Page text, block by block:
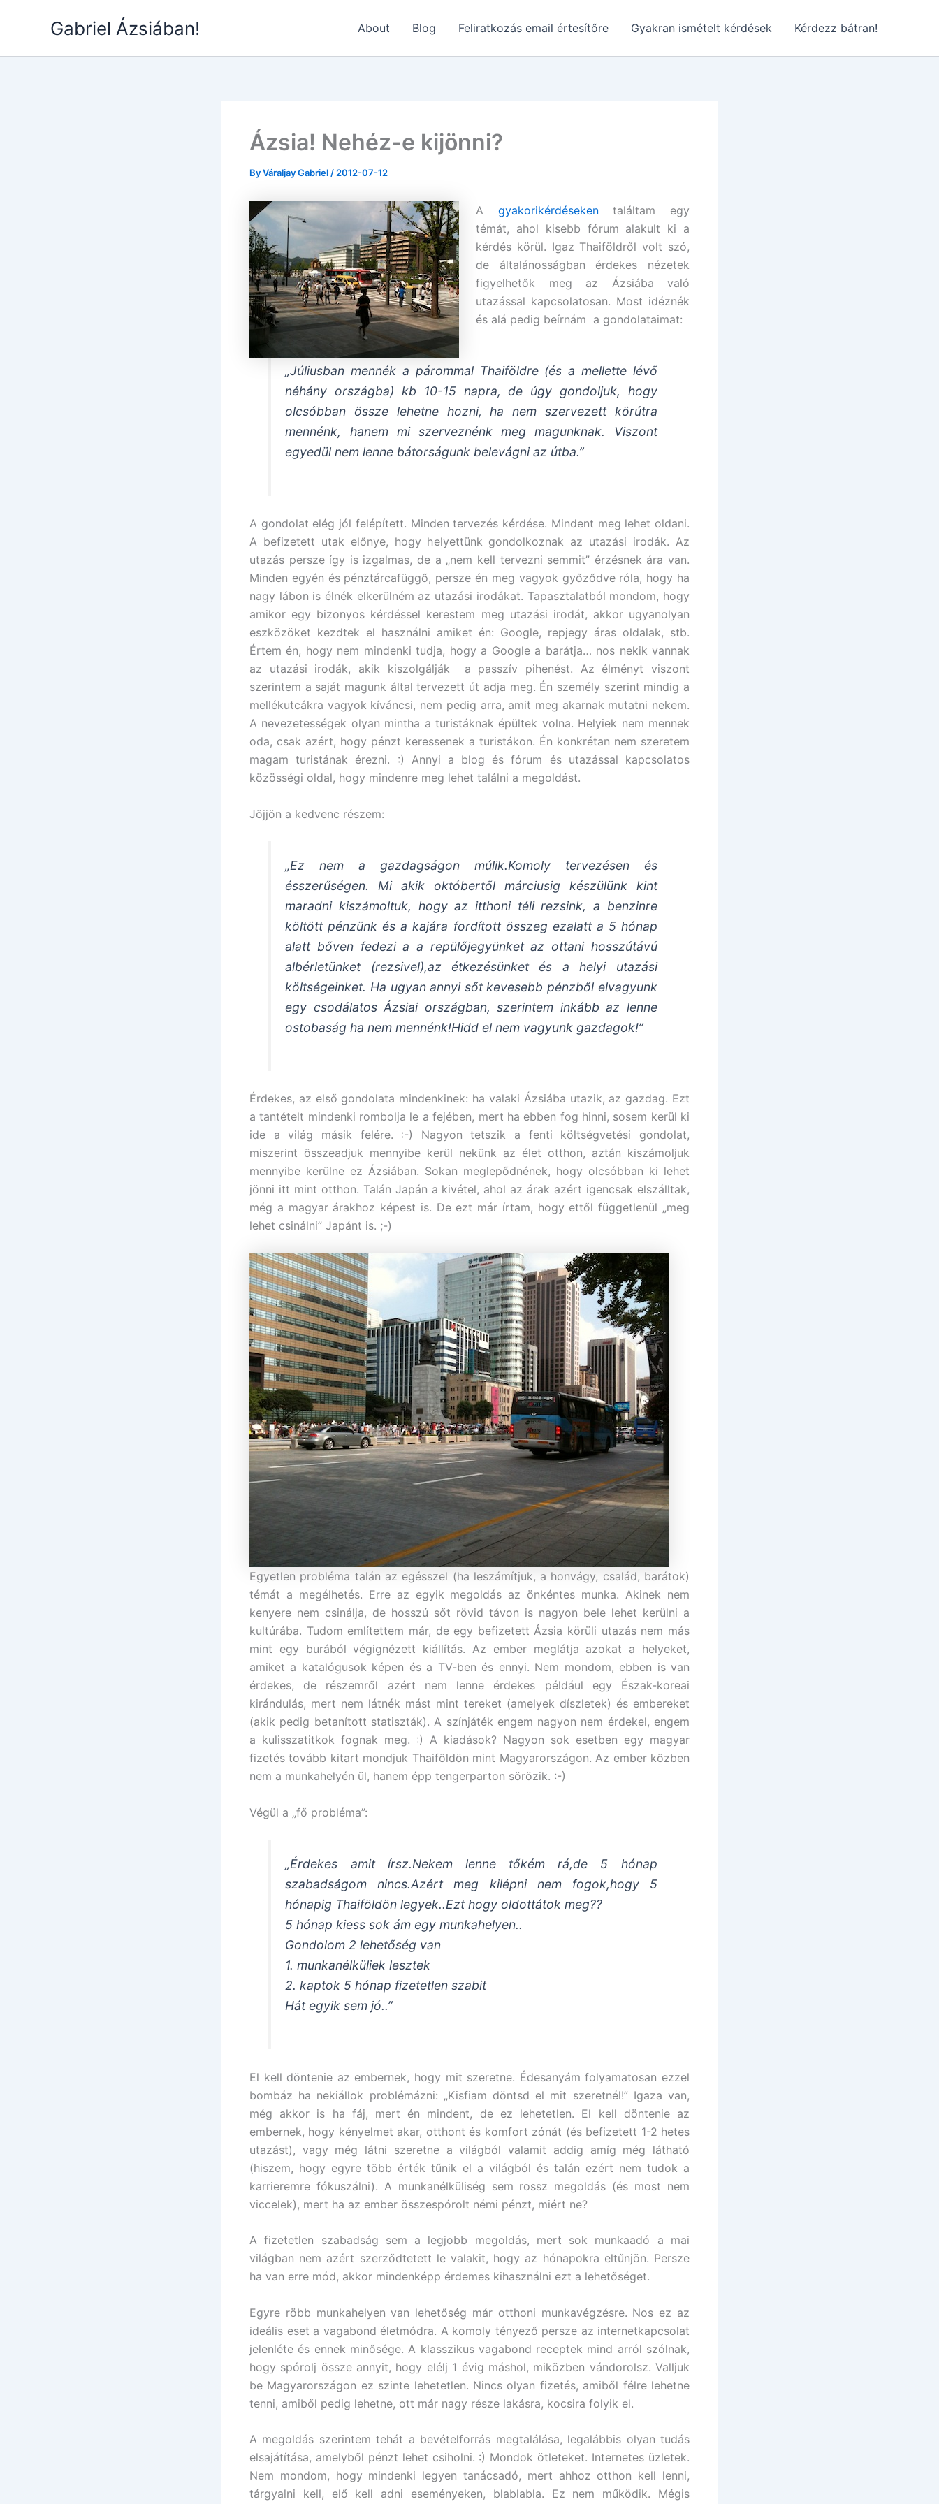
Gabriel Ázsiában! About Blog Feliratkozás email értesítőre Gyakran ismételt kérdések Kérdezz bátran!
Ázsia! Nehéz-e kijönni?
ByVáraljay Gabriel / 2012-07-12
A gyakorikérdésekentaláltam egy
témát, ahol kisebb fórum alakult ki a
kérdés körül. Igaz Thaiföldről volt szó,
de általánosságban érdekes nézetek
figyelhetők meg az Ázsiába való
utazással kapcsolatosan. Most idéznék
és alá pedig beírnám a gondolataimat:
„Júliusban mennék a párommal Thaiföldre (és a mellette lévő
néhány országba) kb 10-15 napra, de úgy gondoljuk, hogy
olcsóbban össze lehetne hozni, ha nem szervezett körútra
mennénk, hanem mi szerveznénk meg magunknak. Viszont
egyedül nem lenne bátorságunk belevágni az útba.”
A gondolat elég jól felépített. Minden tervezés kérdése. Mindent meg lehet oldani.
A befizetett utak előnye, hogy helyettünk gondolkoznak az utazási irodák. Az
utazás persze így is izgalmas, de a „nem kell tervezni semmit” érzésnek ára van.
Minden egyén és pénztárcafüggő, persze én meg vagyok győződve róla, hogy ha
nagy lábon is élnék elkerülném az utazási irodákat. Tapasztalatból mondom, hogy
amikor egy bizonyos kérdéssel kerestem meg utazási irodát, akkor ugyanolyan
eszközöket kezdtek el használni amiket én: Google, repjegy áras oldalak, stb.
Értem én, hogy nem mindenki tudja, hogy a Google a barátja… nos nekik vannak
az utazási irodák, akik kiszolgálják a passzív pihenést. Az élményt viszont
szerintem a saját magunk által tervezett út adja meg. Én személy szerint mindig a
mellékutcákra vagyok kíváncsi, nem pedig arra, amit meg akarnak mutatni nekem.
A nevezetességek olyan mintha a turistáknak épültek volna. Helyiek nem mennek
oda, csak azért, hogy pénzt keressenek a turistákon. Én konkrétan nem szeretem
magam turistának érezni. :) Annyi a blog és fórum és utazással kapcsolatos
közösségi oldal, hogy mindenre meg lehet találni a megoldást.
Jöjjön a kedvenc részem:
„Ez nem a gazdagságon múlik.Komoly tervezésen és
ésszerűségen. Mi akik októbertől márciusig készülünk kint
maradni kiszámoltuk, hogy az itthoni téli rezsink, a benzinre
költött pénzünk és a kajára fordított összeg ezalatt a 5 hónap
alatt bőven fedezi a a repülőjegyünket az ottani hosszútávú
albérletünket (rezsivel),az étkezésünket és a helyi utazási
költségeinket. Ha ugyan annyi sőt kevesebb pénzből elvagyunk
egy csodálatos Ázsiai országban, szerintem inkább az lenne
ostobaság ha nem mennénk!Hidd el nem vagyunk gazdagok!”
Érdekes, az első gondolata mindenkinek: ha valaki Ázsiába utazik, az gazdag. Ezt
a tantételt mindenki rombolja le a fejében, mert ha ebben fog hinni, sosem kerül ki
ide a világ másik felére. :-) Nagyon tetszik a fenti költségvetési gondolat,
miszerint összeadjuk mennyibe kerül nekünk az élet otthon, aztán kiszámoljuk
mennyibe kerülne ez Ázsiában. Sokan meglepődnének, hogy olcsóbban ki lehet
jönni itt mint otthon. Talán Japán a kivétel, ahol az árak azért igencsak elszálltak,
még a magyar árakhoz képest is. De ezt már írtam, hogy ettől függetlenül „meg
lehet csinálni” Japánt is. ;-)
Egyetlen probléma talán az egésszel (ha leszámítjuk, a honvágy, család, barátok)
témát a megélhetés. Erre az egyik megoldás az önkéntes munka. Akinek nem
kenyere nem csinálja, de hosszú sőt rövid távon is nagyon bele lehet kerülni a
kultúrába. Tudom említettem már, de egy befizetett Ázsia körüli utazás nem más
mint egy burából végignézett kiállítás. Az ember meglátja azokat a helyeket,
amiket a katalógusok képen és a TV-ben és ennyi. Nem mondom, ebben is van
érdekes, de részemről azért nem lenne érdekes például egy Észak-koreai
kirándulás, mert nem látnék mást mint tereket (amelyek díszletek) és embereket
(akik pedig betanított statiszták). A színjáték engem nagyon nem érdekel, engem
a kulisszatitkok fognak meg. :) A kiadások? Nagyon sok esetben egy magyar
fizetés tovább kitart mondjuk Thaiföldön mint Magyarországon. Az ember közben
nem a munkahelyén ül, hanem épp tengerparton sörözik. :-)
Végül a „fő probléma”:
„Érdekes amit írsz.Nekem lenne tőkém rá,de 5 hónap
szabadságom nincs.Azért meg kilépni nem fogok,hogy 5
hónapig Thaiföldön legyek..Ezt hogy oldottátok meg??
5 hónap kiess sok ám egy munkahelyen..
Gondolom 2 lehetőség van
1. munkanélküliek lesztek
2. kaptok 5 hónap fizetetlen szabit
Hát egyik sem jó..”
El kell döntenie az embernek, hogy mit szeretne. Édesanyám folyamatosan ezzel
bombáz ha nekiállok problémázni: „Kisfiam döntsd el mit szeretnél!” Igaza van,
még akkor is ha fáj, mert én mindent, de ez lehetetlen. El kell döntenie az
embernek, hogy kényelmet akar, otthont és komfort zónát (és befizetett 1-2 hetes
utazást), vagy még látni szeretne a világból valamit addig amíg még látható
(hiszem, hogy egyre több érték tűnik el a világból és talán ezért nem tudok a
karrieremre fókuszálni). A munkanélküliség sem rossz megoldás (és most nem
viccelek), mert ha az ember összespórolt némi pénzt, miért ne?
A fizetetlen szabadság sem a legjobb megoldás, mert sok munkaadó a mai
világban nem azért szerződtetett le valakit, hogy az hónapokra eltűnjön. Persze
ha van erre mód, akkor mindenképp érdemes kihasználni ezt a lehetőséget.
Egyre röbb munkahelyen van lehetőség már otthoni munkavégzésre. Nos ez az
ideális eset a vagabond életmódra. A komoly tényező persze az internetkapcsolat
jelenléte és ennek minősége. A klasszikus vagabond receptek mind arról szólnak,
hogy spórolj össze annyit, hogy elélj 1 évig máshol, miközben vándorolsz. Valljuk
be Magyarországon ez szinte lehetetlen. Nincs olyan fizetés, amiből félre lehetne
tenni, amiből pedig lehetne, ott már nagy része lakásra, kocsira folyik el.
A megoldás szerintem tehát a bevételforrás megtalálása, legalábbis olyan tudás
elsajátítása, amelyből pénzt lehet csiholni. :) Mondok ötleteket. Internetes üzletek.
Nem mondom, hogy mindenki legyen tanácsadó, mert ahhoz otthon kell lenni,
tárgyalni kell, elő kell adni eseményeken, blablabla. Ez nem működik. Mégis